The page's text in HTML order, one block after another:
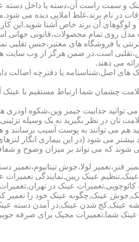
و سمت راست آن،دسته یا داخل دسته
در نام برند،غلط املایی دیده می
و لوگوهای آن برند خاص آشنا شوید.این
روی تمام محصولات،قانونی جهانی
یا فروشگاه های معتبر،جنس
است.در ضمن هرگز از وب سایت
می دهند.
های اصل،شناسنامه یا دفترچه اصالت
چشمان شما ارتباط مستقیم با عینک
توانید جذابیت جیمز وین،شکوه اودری
تان در نظر بگیرید نه یک وسیله
هم می توانند به پوست آسیب برسانند
بیشتر می شود (در این بیماری
که می تواند بر میزان وضوح و
فنر،تعمیر لولا،جوش
عینک ریبن,نمایندگی
کائوچویی,تعمیرات عینک در
عینک,چگونه عینک خود را تعمیر
عینک,کج شدن عینک,در آمدن دسته
عینک شما,تعمیرات مجیک برای